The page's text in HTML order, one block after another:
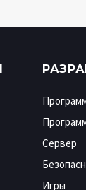
Сервер
Игры